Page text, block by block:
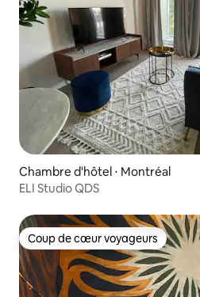
Chambre d'hôtel ⋅ Montréal
ELI Studio QDS
Coup de cœur voyageurs
Coup de cœur voyageurs